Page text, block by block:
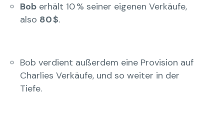
Bob erhält 10 % seiner eigenen Verkäufe,
also 80 $.
Bob verdient außerdem eine Provision auf
Charlies Verkäufe, und so weiter in der
Tiefe.